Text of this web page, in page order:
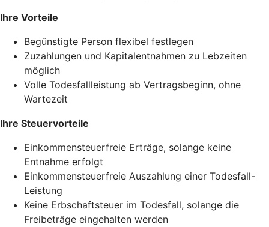
Ihre Vorteile
Begünstigte Person flexibel festlegen
Zuzahlungen und Kapitalentnahmen zu Lebzeiten
möglich
Volle Todesfallleistung ab Vertragsbeginn, ohne
Wartezeit
Ihre Steuervorteile
Einkommensteuerfreie Erträge, solange keine
Entnahme erfolgt
Einkommensteuerfreie Auszahlung einer Todesfall-
Leistung
Keine Erbschaftsteuer im Todesfall, solange die
Freibeträge eingehalten werden